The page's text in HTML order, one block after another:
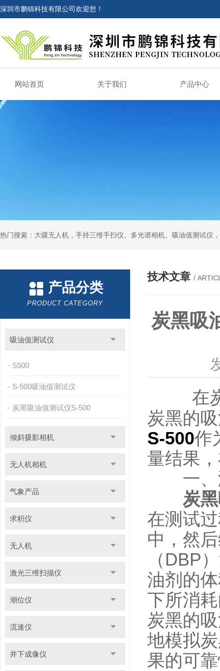
深圳市鹏锦科技有限公司欢迎您！
网站首页 关于我们 产品中心
热门搜索：大疆无人机，手持三维手扫仪、多光谱相机、吸油值测试仪
产品分类
PRODUCT CATEGORY
吸油值测试仪
S500
S-500吸油值测试仪
炭黑吸油值测试仪S-500
倾斜摄影相机
无人机相机
气象产品
求积仪
无人机
激光三维扫描仪
潮位仪
流速仪
井下成像仪
技术文章 /
炭黑吸
在炭
炭黑的
S-500作
量结果
一、
炭
在测试
中，然
（DBP
油剂的
下所消
炭黑的
地模拟
果的可